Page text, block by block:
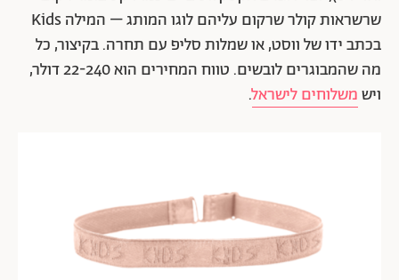
שרשראות קולר שרקום עליהם לוגו המותג – המילה Kids
בכתב ידו של ווסט, או שמלות סליפ עם תחרה. בקיצור, כל
מה שהמבוגרים לובשים. טווח המחירים הוא 22-240 דולר,
וישמשלוחים לישראל.